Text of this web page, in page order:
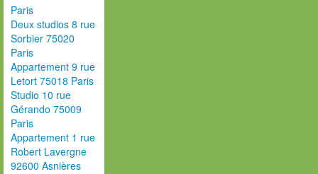
Paris
Deux studios 8 rue
Sorbier 75020
Paris
Appartement 9 rue
Letort 75018 Paris
Studio 10 rue
Gérando 75009
Paris
Appartement 1 rue
Robert Lavergne
92600 Asnières